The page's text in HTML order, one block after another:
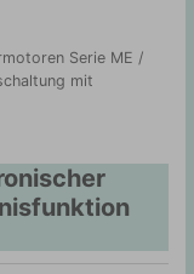
Serie ME /
mit